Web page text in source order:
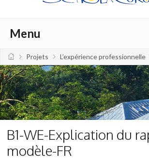
Menu
Projets L’expérience professionnelle
B1-WE-Explication du
modèle-FR